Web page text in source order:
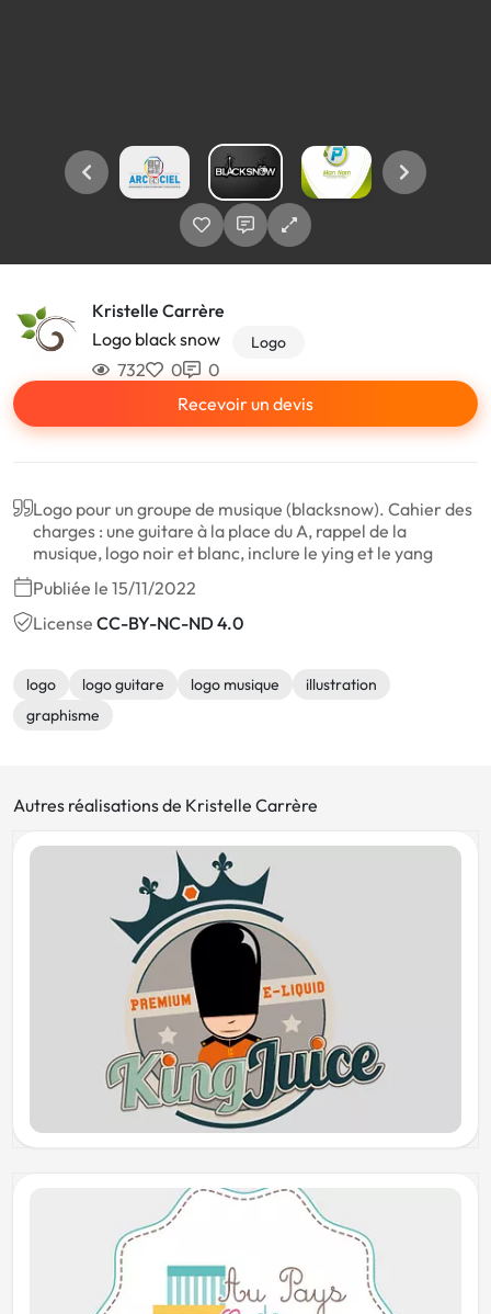
Kristelle Carrère
Logo black snow
Logo
732 0
0
Recevoir un devis
Logo pour un groupe de musique (blacksnow). Cahier des
charges : une guitare à la place du A, rappel de la
musique, logo noir et blanc, inclure le ying et le yang
Publiée le 15/11/2022
License CC-BY-NC-ND 4.0
logo logo guitare logo musique
illustration
graphisme
Autres réalisations de Kristelle Carrère